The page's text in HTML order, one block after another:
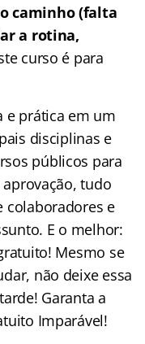
caminho (falta
a rotina,
curso é para
e prática em um
disciplinas e
públicos para
tudo
colaboradores e
E o melhor:
Mesmo se
não deixe essa
Garanta a
Imparável!